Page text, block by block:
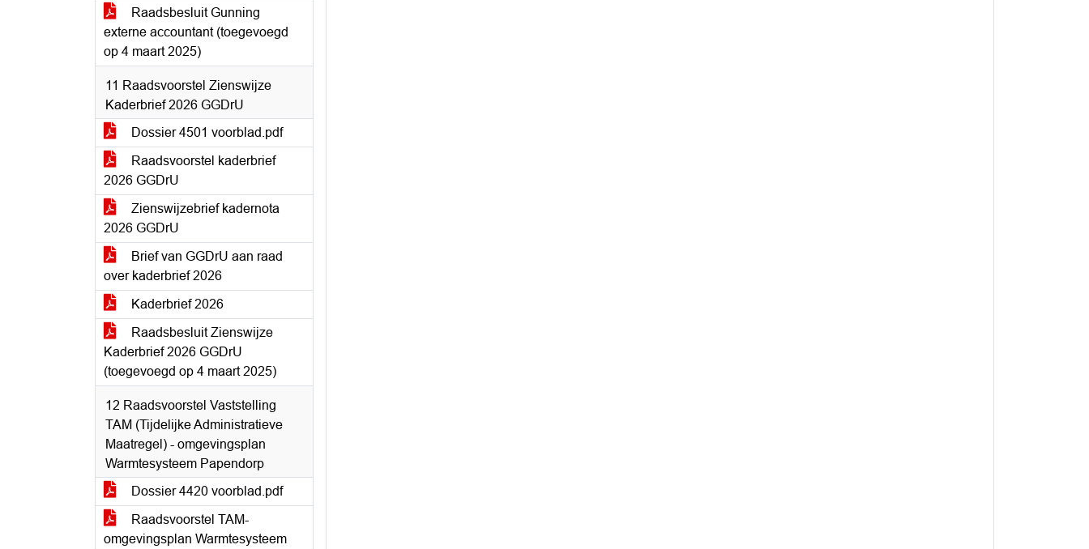
Raadsbesluit Gunning
externe accountant (toegevoegd
op 4 maart 2025)
11 Raadsvoorstel Zienswijze
Kaderbrief 2026 GGDrU
Dossier 4501 voorblad.pdf
Raadsvoorstel kaderbrief
2026 GGDrU
Zienswijzebrief kadernota
2026 GGDrU
Brief van GGDrU aan raad
over kaderbrief 2026
Kaderbrief 2026
Raadsbesluit Zienswijze
Kaderbrief 2026 GGDrU
(toegevoegd op 4 maart 2025)
12 Raadsvoorstel Vaststelling
TAM (Tijdelijke Administratieve
Maatregel) - omgevingsplan
Warmtesysteem Papendorp
Dossier 4420 voorblad.pdf
Raadsvoorstel TAM-
omgevingsplan Warmtesysteem